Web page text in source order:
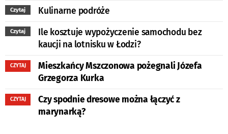
Czytaj Kulinarne podróże
Czytaj
Ile kosztuje wypożyczenie samochodu bez
kaucji na lotnisku w Łodzi?
CZYTAJ
Mieszkańcy Mszczonowa pożegnali Józefa
Grzegorza Kurka
CZYTAJ
Czy spodnie dresowe można łączyć z
marynarką?